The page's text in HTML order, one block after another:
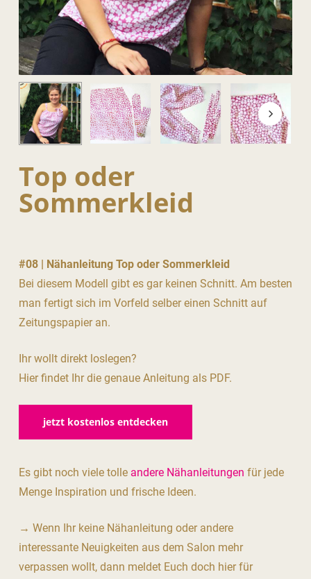
Top oder
Sommerkleid
#08 | Nähanleitung Top oder Sommerkleid
Bei diesem Modell gibt es gar keinen Schnitt. Am besten
man fertigt sich im Vorfeld selber einen Schnitt auf
Zeitungspapier an.
Ihr wollt direkt loslegen?
Hier findet Ihr die genaue Anleitung als PDF.
jetzt kostenlos entdecken
Es gibt noch viele tolle andere Nähanleitungen für jede
Menge Inspiration und frische Ideen.
→ Wenn Ihr keine Nähanleitung oder andere
interessante Neuigkeiten aus dem Salon mehr
verpassen wollt, dann meldet Euch doch hier für